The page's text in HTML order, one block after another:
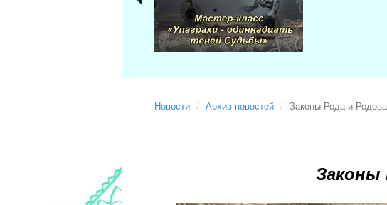
Новости Архив новостей Законы Рода и
Законы